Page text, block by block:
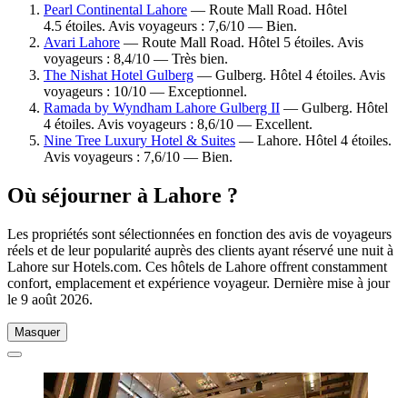
Pearl Continental Lahore — Route Mall Road. Hôtel
4.5 étoiles. Avis voyageurs : 7,6/10 — Bien.
Avari Lahore — Route Mall Road. Hôtel 5 étoiles. Avis
voyageurs : 8,4/10 — Très bien.
The Nishat Hotel Gulberg — Gulberg. Hôtel 4 étoiles. Avis
voyageurs : 10/10 — Exceptionnel.
Ramada by Wyndham Lahore Gulberg II — Gulberg. Hôtel
4 étoiles. Avis voyageurs : 8,6/10 — Excellent.
Nine Tree Luxury Hotel & Suites — Lahore. Hôtel 4 étoiles.
Avis voyageurs : 7,6/10 — Bien.
Où séjourner à Lahore ?
Les propriétés sont sélectionnées en fonction des avis de voyageurs
réels et de leur popularité auprès des clients ayant réservé une nuit à
Lahore sur Hotels.com. Ces hôtels de Lahore offrent constamment
confort, emplacement et expérience voyageur. Dernière mise à jour
le 9 août 2026.
Masquer